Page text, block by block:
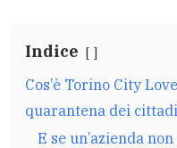
Indice
Cos’è Torino City
quarantena dei
E se un’azienda